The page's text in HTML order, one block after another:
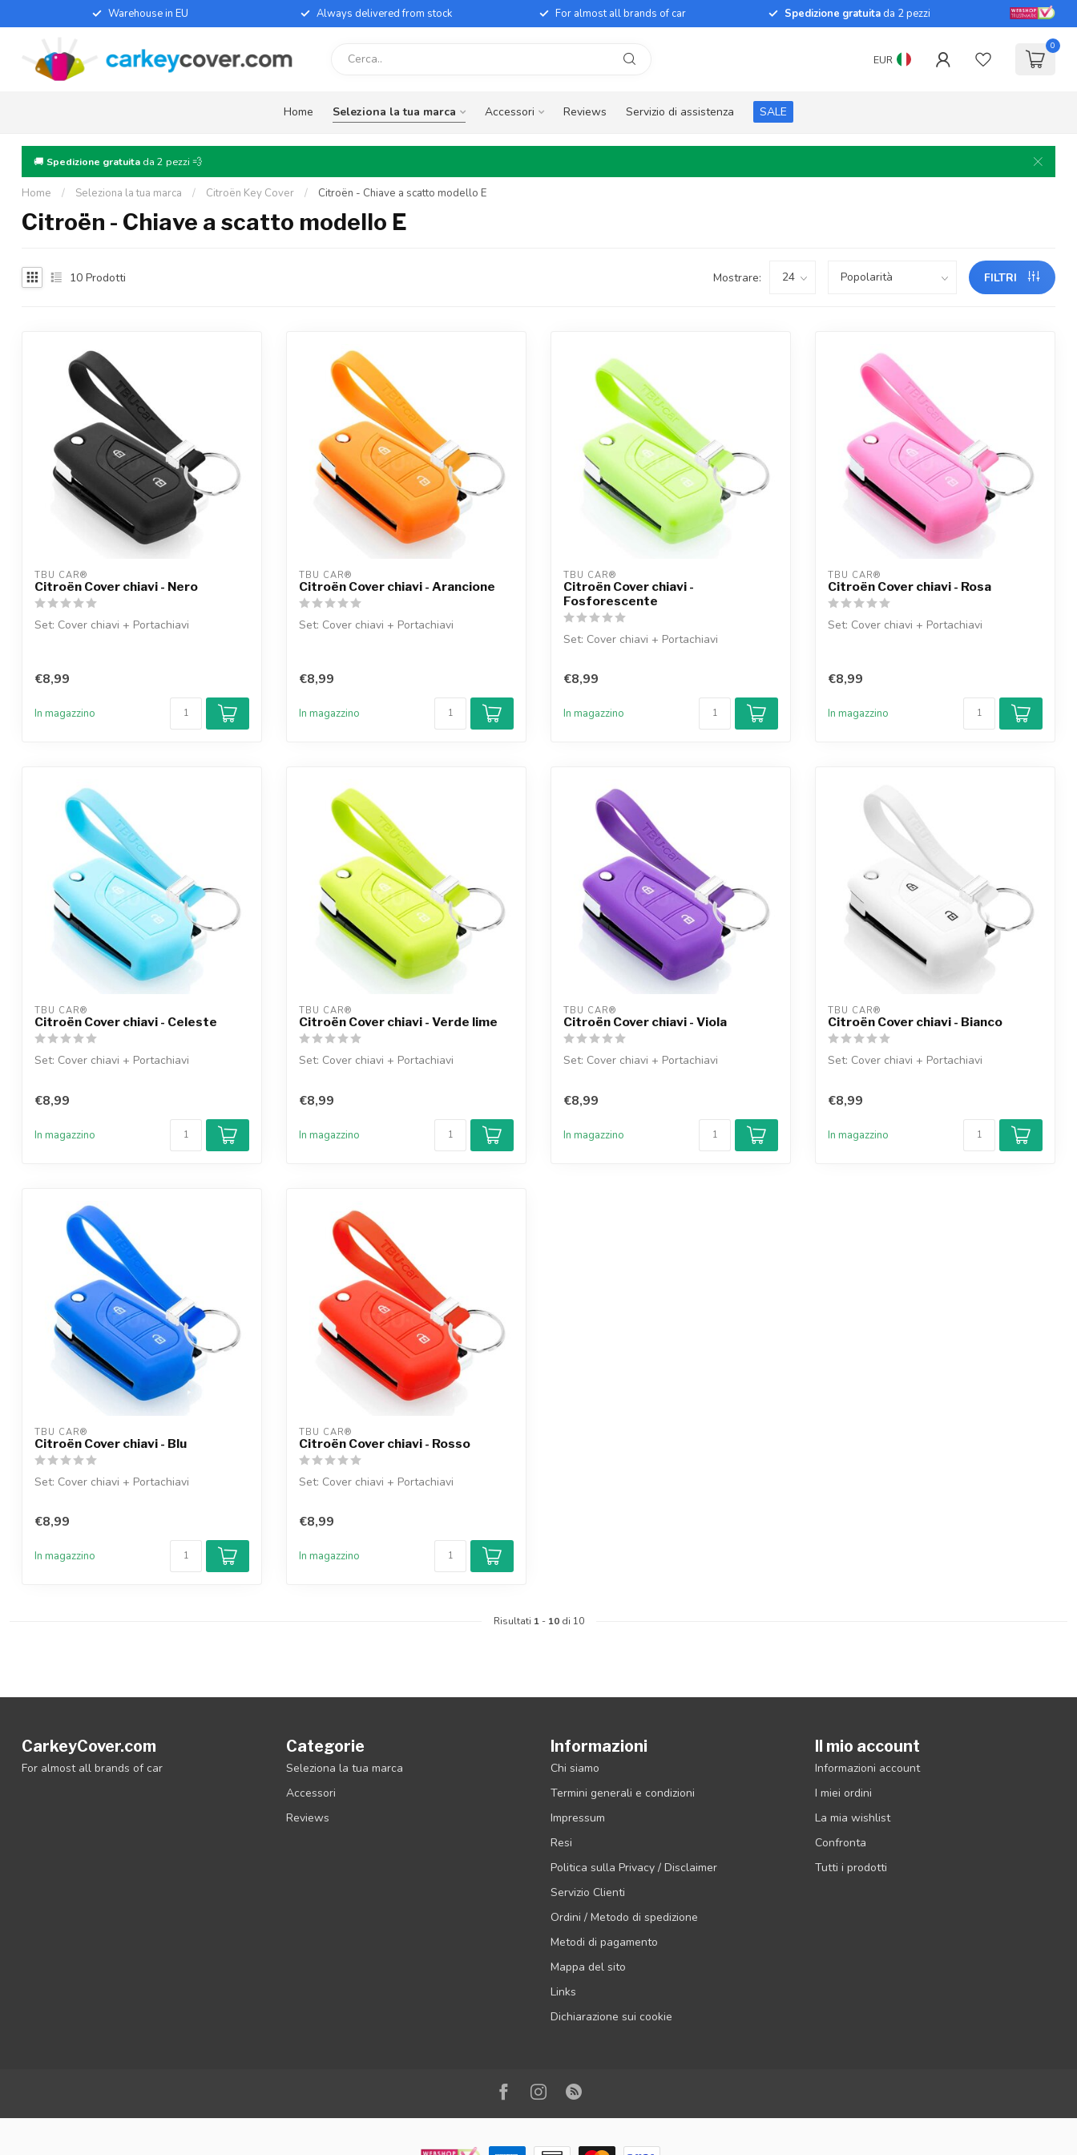
Warehouse in EU Always delivered from stock For almost all brands of car Spedizione gratuitada 2 pezzi
EUR
0
Home Seleziona la tua marca Accessori Reviews Servizio di assistenza SALE
🚚 Spedizione gratuita da 2 pezzi 💨
Home / Seleziona la tua marca / Citroën Key Cover / Citroën - Chiave a scatto modello E
Citroën - Chiave a scatto modello E
10 Prodotti Mostrare: FILTRI
TBU CAR®
Citroën Cover chiavi - Nero
Set: Cover chiavi + Portachiavi
€8,99
In magazzino
TBU CAR®
Citroën Cover chiavi - Arancione
Set: Cover chiavi + Portachiavi
€8,99
In magazzino
TBU CAR®
Citroën Cover chiavi -
Fosforescente
Set: Cover chiavi + Portachiavi
€8,99
In magazzino
TBU CAR®
Citroën Cover chiavi - Rosa
Set: Cover chiavi + Portachiavi
€8,99
In magazzino
TBU CAR®
Citroën Cover chiavi - Celeste
Set: Cover chiavi + Portachiavi
€8,99
In magazzino
TBU CAR®
Citroën Cover chiavi - Verde lime
Set: Cover chiavi + Portachiavi
€8,99
In magazzino
TBU CAR®
Citroën Cover chiavi - Viola
Set: Cover chiavi + Portachiavi
€8,99
In magazzino
TBU CAR®
Citroën Cover chiavi - Bianco
Set: Cover chiavi + Portachiavi
€8,99
In magazzino
TBU CAR®
Citroën Cover chiavi - Blu
Set: Cover chiavi + Portachiavi
€8,99
In magazzino
TBU CAR®
Citroën Cover chiavi - Rosso
Set: Cover chiavi + Portachiavi
€8,99
In magazzino
Risultati 1- 10di 10
CarkeyCover.com
For almost all brands of car
Categorie
Seleziona la tua marca
Accessori
Reviews
Informazioni
Chi siamo
Termini generali e condizioni
Impressum
Resi
Politica sulla Privacy / Disclaimer
Servizio Clienti
Ordini / Metodo di spedizione
Metodi di pagamento
Mappa del sito
Links
Dichiarazione sui cookie
Il mio account
Informazioni account
I miei ordini
La mia wishlist
Confronta
Tutti i prodotti